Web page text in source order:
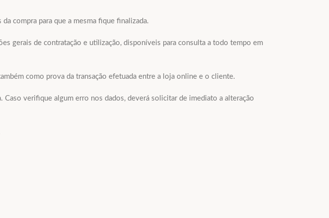
compra para que a mesma fique finalizada.
gerais de contratação e utilização, disponíveis para consulta a todo tempo em
como prova da transação efetuada entre a loja online e o cliente.
verifique algum erro nos dados, deverá solicitar de imediato a alteração